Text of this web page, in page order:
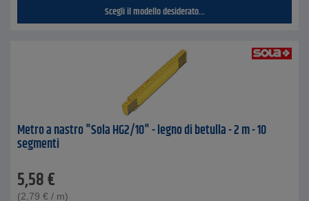
Scegli il modello desiderato...
Metro a nastro "Sola HG2/10" - legno di betulla - 2 m - 10
segmenti
5,58€
(2,79 € / m)